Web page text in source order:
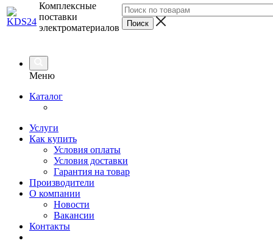
Комплексные
поставки
электроматериалов
Меню
Каталог
Услуги
Как купить
Условия оплаты
Условия доставки
Гарантия на товар
Производители
О компании
Новости
Вакансии
Контакты